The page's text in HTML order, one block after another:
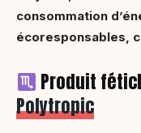
consommation
écoresponsables,
Produit
Polytropic